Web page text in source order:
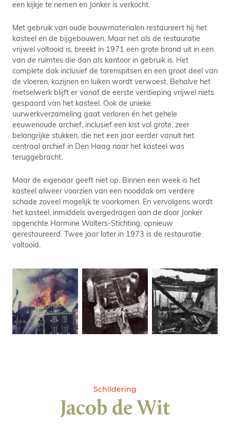
een kijkje te nemen en Jonker is verkocht.
Met gebruik van oude bouwmaterialen restaureert hij het
kasteel en de bijgebouwen. Maar net als de restauratie
vrijwel voltooid is, breekt in 1971 een grote brand uit in een
van de ruimtes die dan als kantoor in gebruik is. Het
complete dak inclusief de torenspitsen en een groot deel van
de vloeren, kozijnen en luiken wordt verwoest. Behalve het
metselwerk blijft er vanaf de eerste verdieping vrijwel niets
gespaard van het kasteel. Ook de unieke
uurwerkverzameling gaat verloren én het gehele
eeuwenoude archief, inclusief een kist vol grote, zeer
belangrijke stukken, die net een jaar eerder vanuit het
centraal archief in Den Haag naar het kasteel was
teruggebracht.
Maar de eigenaar geeft niet op. Binnen een week is het
kasteel alweer voorzien van een nooddak om verdere
schade zoveel mogelijk te voorkomen. En vervolgens wordt
het kasteel, inmiddels overgedragen aan de door Jonker
opgerichte Harmine Wolters-Stichting, opnieuw
gerestaureerd. Twee jaar later in 1973 is de restauratie
voltooid.
Schildering
Jacob de Wit